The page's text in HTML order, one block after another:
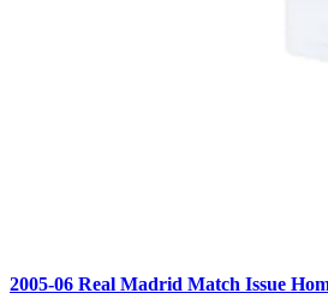
2005-06 Real Madrid Match Issue